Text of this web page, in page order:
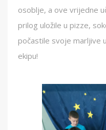
osoblje, a ove vrijedne
prilog uložile u pizze,
počastile svoje marljive
ekipu!